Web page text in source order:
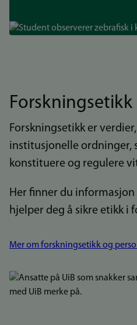
Bilde
Forskningsetikk
Forskningsetikk er
institusjonelle ordninger,
konstituere og regulere
Her finner du
hjelper deg å sikre etikk i
Mer om forskningsetikk og
Bilde